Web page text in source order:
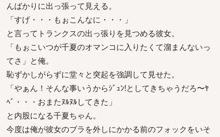
んばかりに出っ張って見える。
「すげ・・・もぉこんなに・・・」
と言ってトランクスの出っ張りを見つめる彼女。
「もぉこいつが千夏のオマンコに入りたくて溜まんないっ
てさ」と俺。
恥ずかしがらずに堂々と突起を強調して見せた。
「やぁん！そんな事いうからｼﾞｭﾝ!としてきちゃうだろ〜ﾔ
ﾍﾞ・・・おまたﾇﾙﾇﾙしてきた」
と内股になる千夏ちゃん。
今度は俺が彼女のブラを外しにかかる前のフォックをいそ